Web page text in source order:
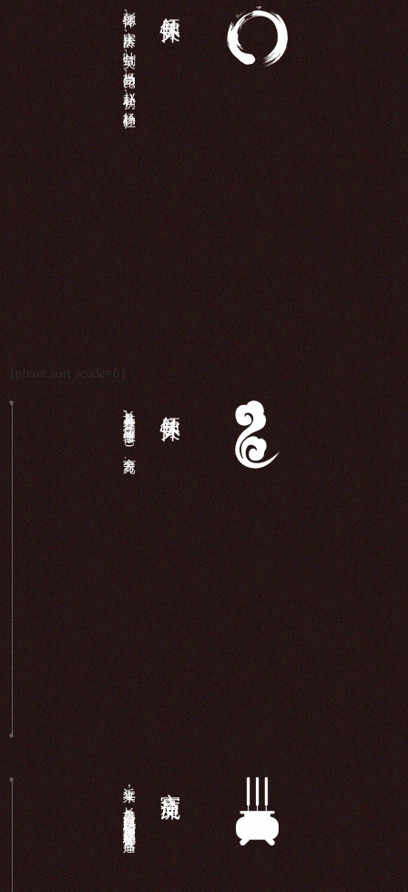
彭德怀、宋庆龄、叶剑英、杨尚昆、赵朴初、杨静仁...
{pboot:sort scode=6}
长岛县各界,庙宇维修（340余万元）...
近年来，长岛显应宫以妈祖信仰为载体积极开展宫庙...